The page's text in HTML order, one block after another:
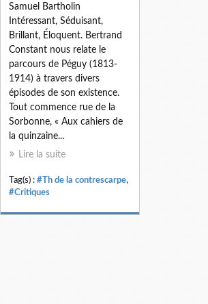
Samuel Bartholin
Intéressant, Séduisant,
Brillant, Éloquent. Bertrand
Constant nous relate le
parcours de Péguy (1813-
1914) à travers divers
épisodes de son existence.
Tout commence rue de la
Sorbonne, « Aux cahiers de
la quinzaine...
Lire la suite
Tag(s) : #Th de la contrescarpe,
#Critiques